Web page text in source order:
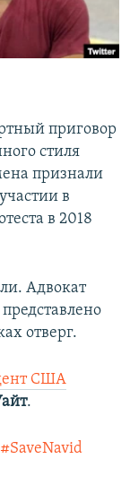
приговор
стиля
признали
в
в 2018
Адвокат
отверг.
США
.
#SaveNavid